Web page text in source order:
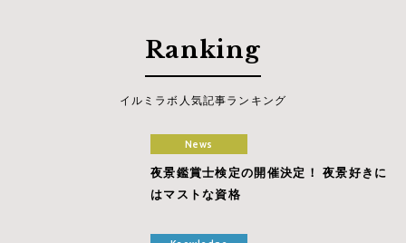
Ranking
イルミラボ人気記事ランキング
News
夜景鑑賞士検定の開催決定！ 夜景好きに
はマストな資格